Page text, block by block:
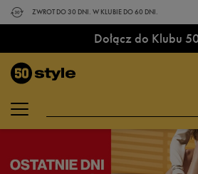
ZWROT DO 30 DNI. W KLUBIE DO 60 DNI.
Dołącz do Klubu